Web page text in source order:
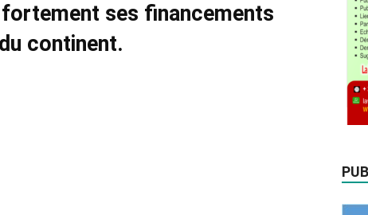
ses financements
continent.